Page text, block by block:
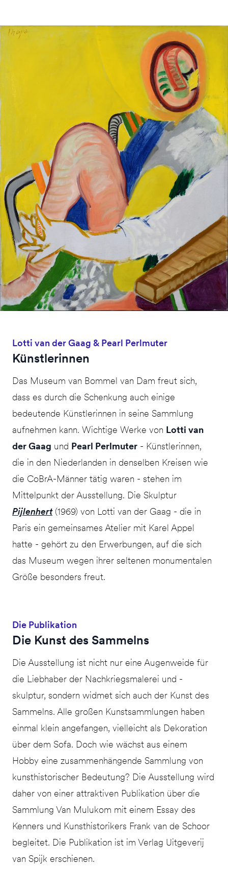
Lotti van der Gaag & Pearl Perlmuter
Künstlerinnen
Das Museum van Bommel van Dam freut sich,
dass es durch die Schenkung auch einige
bedeutende Künstlerinnen in seine Sammlung
aufnehmen kann. Wichtige Werke von Lotti van
der Gaag und Pearl Perlmuter - Künstlerinnen,
die in den Niederlanden in denselben Kreisen wie
die CoBrA-Männer tätig waren - stehen im
Mittelpunkt der Ausstellung. Die Skulptur
Pijlenhert(1969) von Lotti van der Gaag - die in
Paris ein gemeinsames Atelier mit Karel Appel
hatte - gehört zu den Erwerbungen, auf die sich
das Museum wegen ihrer seltenen monumentalen
Größe besonders freut.
Die Publikation
Die Kunst des Sammelns
Die Ausstellung ist nicht nur eine Augenweide für
die Liebhaber der Nachkriegsmalerei und -
skulptur, sondern widmet sich auch der Kunst des
Sammelns. Alle großen Kunstsammlungen haben
einmal klein angefangen, vielleicht als Dekoration
über dem Sofa. Doch wie wächst aus einem
Hobby eine zusammenhängende Sammlung von
kunsthistorischer Bedeutung? Die Ausstellung wird
daher von einer attraktiven Publikation über die
Sammlung Van Mulukom mit einem Essay des
Kenners und Kunsthistorikers Frank van de Schoor
begleitet. Die Publikation ist im Verlag Uitgeverij
van Spijk erschienen.